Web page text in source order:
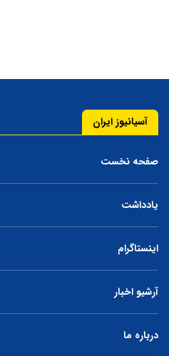
آسیانیوز ایران
صفحه نخست
یادداشت
اینستاگرام
آرشیو اخبار
درباره ما